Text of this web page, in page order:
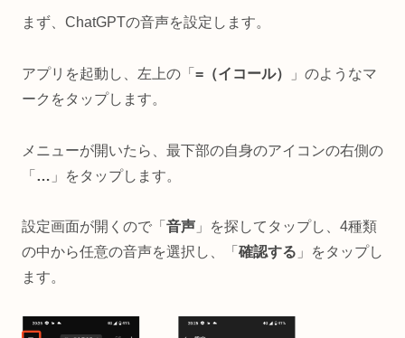
まず、ChatGPTの音声を設定します。
アプリを起動し、左上の「 =（イコール）
」のようなマ
ークをタップします。
メニューが開いたら、最下部の自身のアイコンの右側の
「 … 」をタップします。
設定画面が開くので「 音声 」を探してタップし、4種類
の中から任意の音声を選択し、「 確認する 」をタップし
ます。